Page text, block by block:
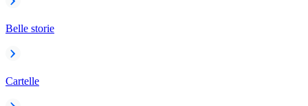
Belle storie
Cartelle